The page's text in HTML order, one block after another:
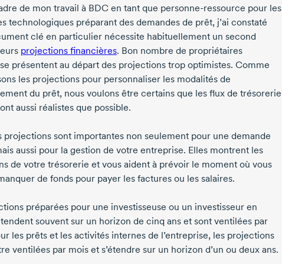
de mon travail à BDC en tant que personne-ressource pour les
technologiques préparant des demandes de prêt, j’ai constaté
clé en particulier nécessite habituellement un second
projections financières. Bon nombre de propriétaires
présentent au départ des projections trop optimistes. Comme
les projections pour personnaliser les modalités de
du prêt, nous voulons être certains que les flux de trésorerie
aussi réalistes que possible.
projections sont importantes non seulement pour une demande
aussi pour la gestion de votre entreprise. Elles montrent les
de votre trésorerie et vous aident à prévoir le moment où vous
de fonds pour payer les factures ou les salaires.
préparées pour une investisseuse ou un investisseur en
souvent sur un horizon de cinq ans et sont ventilées par
les prêts et les activités internes de l’entreprise, les projections
ventilées par mois et s’étendre sur un horizon d’un ou deux ans.